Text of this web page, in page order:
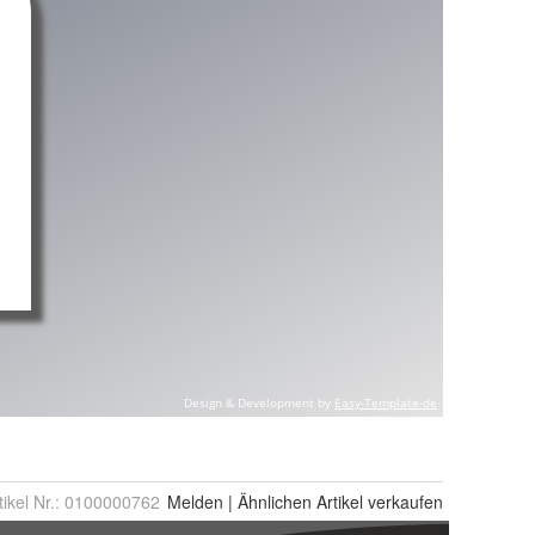
Nr.: 0100000762 Melden | Ähnlichen Artikel verkaufen